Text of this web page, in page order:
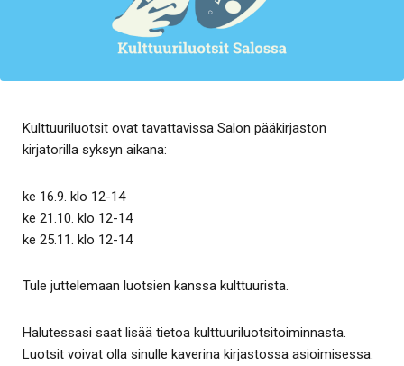
Kulttuuriluotsit ovat tavattavissa Salon pääkirjaston
kirjatorilla syksyn aikana:
ke 16.9. klo 12-14
ke 21.10. klo 12-14
ke 25.11. klo 12-14
Tule juttelemaan luotsien kanssa kulttuurista.
Halutessasi saat lisää tietoa kulttuuriluotsitoiminnasta.
Luotsit voivat olla sinulle kaverina kirjastossa asioimisessa.